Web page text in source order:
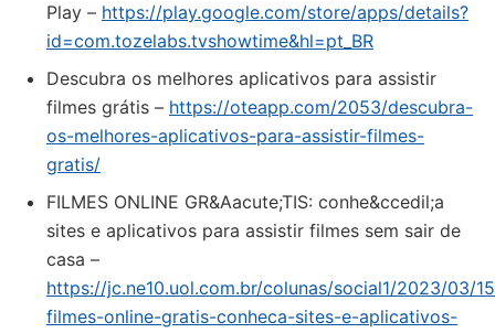
Play – https://play.google.com/store/apps/details?
id=com.tozelabs.tvshowtime&hl=pt_BR
Descubra os melhores aplicativos para assistir
filmes grátis – https://oteapp.com/2053/descubra-
os-melhores-aplicativos-para-assistir-filmes-
gratis/
FILMES ONLINE GR&Aacute;TIS: conhe&ccedil;a
sites e aplicativos para assistir filmes sem sair de
casa –
https://jc.ne10.uol.com.br/colunas/social1/2023/03/
filmes-online-gratis-conheca-sites-e-aplicativos-